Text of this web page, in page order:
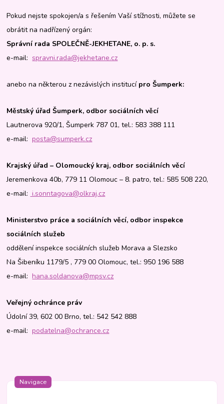
Pokud nejste spokojen/a s řešením Vaší stížnosti, můžete se
obrátit na nadřízený orgán:
Správní rada SPOLEČNĚ-JEKHETANE, o. p. s.
e-mail:spravni.rada@jekhetane.cz
anebo na některou z nezávislých institucí pro Šumperk:
Městský úřad Šumperk, odbor sociálních věcí
Lautnerova 920/1, Šumperk 787 01, tel.: 583 388 111
e-mail:posta@sumperk.cz
Krajský úřad – Olomoucký kraj, odbor sociálních věcí
Jeremenkova 40b, 779 11 Olomouc – 8. patro, tel.: 585 508 220,
e-mail: i.sonntagova@olkraj.cz
Ministerstvo práce a sociálních věcí, odbor inspekce
sociálních služeb
oddělení inspekce sociálních služeb Morava a Slezsko
Na Šibeníku 1179/5 , 779 00 Olomouc, tel.: 950 196 588
e-mail:hana.soldanova@mpsv.cz
Veřejný ochránce práv
Údolní 39, 602 00 Brno, tel.: 542 542 888
e-mail:podatelna@ochrance.cz
Navigace